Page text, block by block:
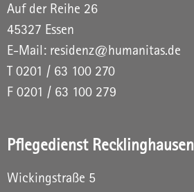
Auf der Reihe 26
45327 Essen
E-Mail: residenz@humanitas.de
T 0201 / 63 100 270
F 0201 / 63 100 279
Pflegedienst Recklinghausen
Wickingstraße 5